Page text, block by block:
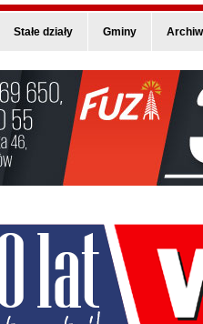
Stałe działy Gminy